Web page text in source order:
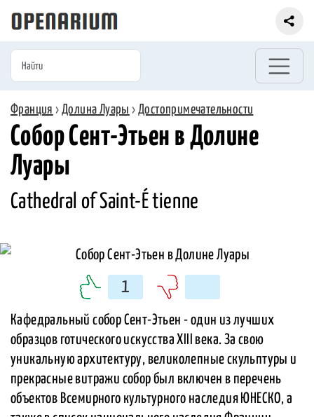
Франция ›Долина Луары ›Достопримечательности
Собор Сент-Этьен в Долине
Луары
Cathedral of Saint-É tienne
1
Кафедральный собор Сент-Этьен - один из лучших
образцов готического искусства XIII века. За свою
уникальную архитектуру, великолепные скульптуры и
прекрасные витражи собор был включен в перечень
объектов Всемирного культурного наследия ЮНЕСКО, а